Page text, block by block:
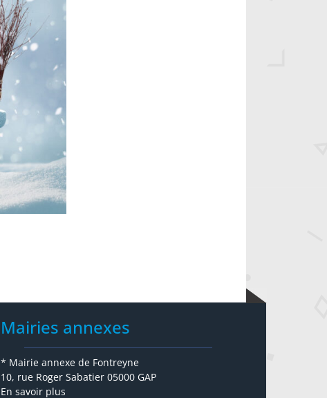
Mairies annexes
* Mairie annexe de Fontreyne
10, rue Roger Sabatier 05000 GAP
En savoir plus